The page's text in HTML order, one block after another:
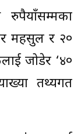
महसुल र २०
जोडेर ‘४०
तथ्यगत